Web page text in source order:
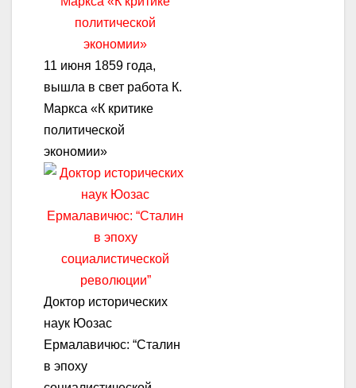
11 июня 1859 года,
вышла в свет работа К.
Маркса «К критике
политической
экономии»
Доктор исторических
наук Юозас
Ермалавичюс: “Сталин
в эпоху